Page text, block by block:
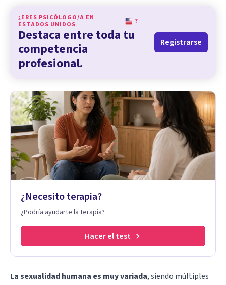
¿ERES PSICÓLOGO/A EN
ESTADOS UNIDOS
?
Destaca entre toda tu
competencia
profesional.
Registrarse
¿Necesito terapia?
¿Podría ayudarte la terapia?
Hacer el test
La sexualidad humana es muy variada, siendo múltiples